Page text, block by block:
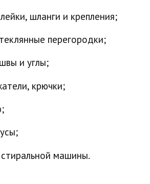
шланги и крепления;
перегородки;
и углы;
крючки;
машины.